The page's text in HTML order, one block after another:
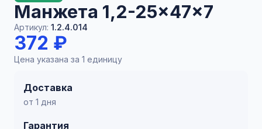
Манжета 1,2-25×47×7
Артикул: 1.2.4.014
372 ₽
Цена указана за 1 единицу
Доставка
от 1 дня
Гарантия